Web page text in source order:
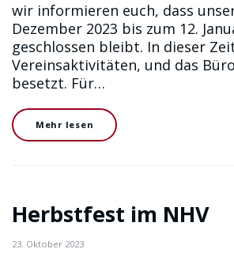
wir informieren euch, dass
Dezember 2023 bis zum 12.
geschlossen bleibt. In dieser
Vereinsaktivitäten, und das
besetzt. Für…
Mehr lesen
Herbstfest im NHV
23. Oktober 2023